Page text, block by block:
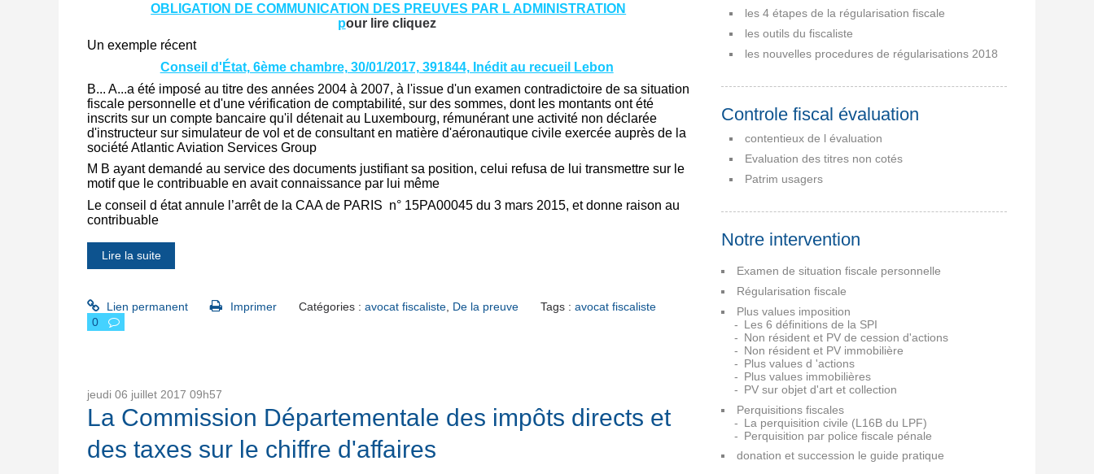
OBLIGATION DE COMMUNICATION DES PREUVES PAR L ADMINISTRATION
pour lire cliquez
Un exemple récent
Conseil d'État, 6ème chambre, 30/01/2017, 391844, Inédit au recueil Lebon
B... A...a été imposé au titre des années 2004 à 2007, à l'issue d'un examen contradictoire de sa situation
fiscale personnelle et d'une vérification de comptabilité, sur des sommes, dont les montants ont été
inscrits sur un compte bancaire qu'il détenait au Luxembourg, rémunérant une activité non déclarée
d'instructeur sur simulateur de vol et de consultant en matière d'aéronautique civile exercée auprès de la
société Atlantic Aviation Services Group
M B ayant demandé au service des documents justifiant sa position, celui refusa de lui transmettre sur le
motif que le contribuable en avait connaissance par lui même
Le conseil d état annule l’arrêt de la CAA de PARIS n° 15PA00045 du 3 mars 2015, et donne raison au
contribuable
Lire la suite
Lien permanent Imprimer Catégories : avocat fiscaliste, De la preuve Tags :avocat fiscaliste
0
jeudi 06 juillet 2017 09h57
La Commission Départementale des impôts directs et
des taxes sur le chiffre d'affaires
les 4 étapes de la régularisation fiscale
les outils du fiscaliste
les nouvelles procedures de régularisations 2018
Controle fiscal évaluation
contentieux de l évaluation
Evaluation des titres non cotés
Patrim usagers
Notre intervention
Examen de situation fiscale personnelle
Régularisation fiscale
Plus values imposition
Les 6 définitions de la SPI
Non résident et PV de cession d'actions
Non résident et PV immobilière
Plus values d 'actions
Plus values immobilières
PV sur objet d'art et collection
Perquisitions fiscales
La perquisition civile (L16B du LPF)
Perquisition par police fiscale pénale
donation et succession le guide pratique